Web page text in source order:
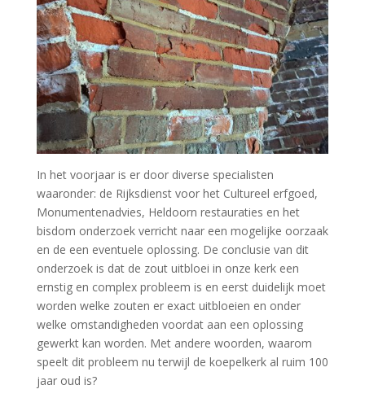
In het voorjaar is er door diverse specialisten
waaronder: de Rijksdienst voor het Cultureel erfgoed,
Monumentenadvies, Heldoorn restauraties en het
bisdom onderzoek verricht naar een mogelijke oorzaak
en de een eventuele oplossing. De conclusie van dit
onderzoek is dat de zout uitbloei in onze kerk een
ernstig en complex probleem is en eerst duidelijk moet
worden welke zouten er exact uitbloeien en onder
welke omstandigheden voordat aan een oplossing
gewerkt kan worden. Met andere woorden, waarom
speelt dit probleem nu terwijl de koepelkerk al ruim 100
jaar oud is?